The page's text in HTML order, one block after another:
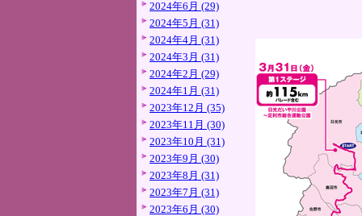
2024年6月 (29)
2024年5月 (31)
2024年4月 (31)
2024年3月 (31)
2024年2月 (29)
2024年1月 (31)
2023年12月 (35)
2023年11月 (30)
2023年10月 (31)
2023年9月 (30)
2023年8月 (31)
2023年7月 (31)
2023年6月 (30)